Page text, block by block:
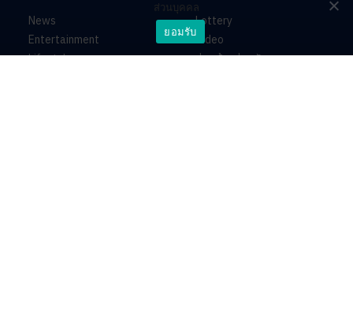
News
Entertainment
Lifestyle
Lottery
Video
ร่วมด้วยช่วยกัน
ส่วนบุคคล
ยอมรับ